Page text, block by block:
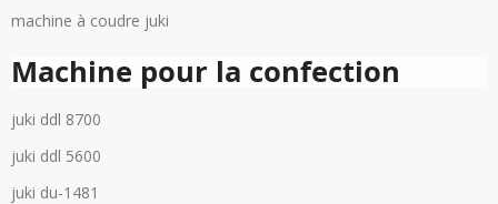
machine à coudre juki
Machine pour la confection
juki ddl 8700
juki ddl 5600
juki du-1481